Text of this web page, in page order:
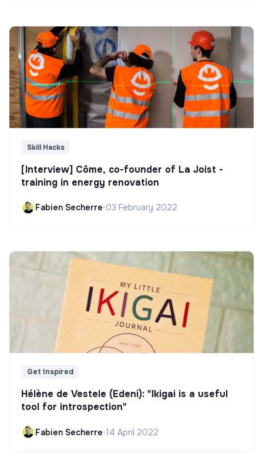
Skill Hacks
[Interview] Côme, co-founder of La Joist -
training in energy renovation
Fabien Secherre•03 February 2022
Get Inspired
Hélène de Vestele (Edeni): "Ikigai is a useful
tool for introspection"
Fabien Secherre•14 April 2022